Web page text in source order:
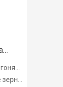
порошок